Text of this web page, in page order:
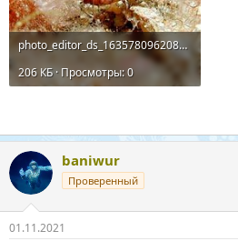
photo_editor_ds_1635780962080.jpg
206 КБ · Просмотры: 0
baniwur
Проверенный
01.11.2021